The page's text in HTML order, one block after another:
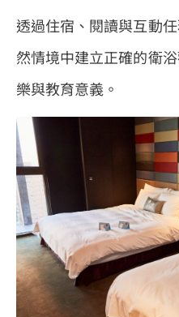
透過住宿、閱讀與互動
然情境中建立正確的衛
樂與教育意義。